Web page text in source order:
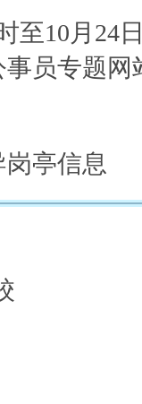
至10月24
事员专题
亭信息